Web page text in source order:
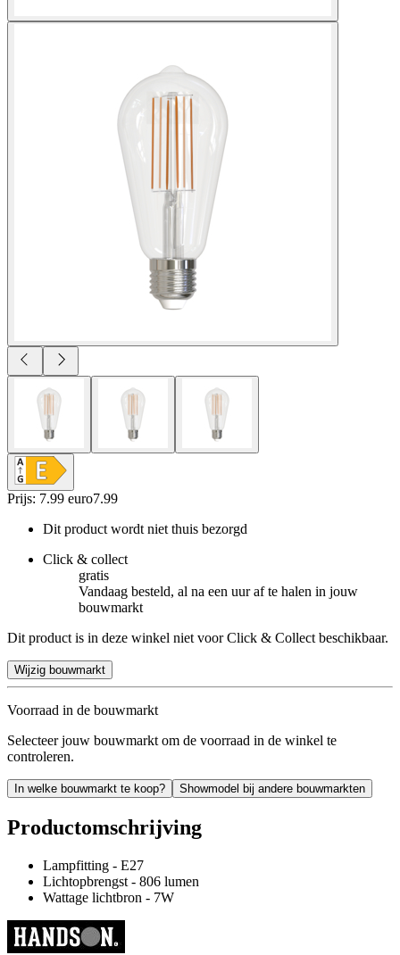
Prijs: 7.99 euro7.99
Dit product wordt niet thuis bezorgd
Click & collect
gratis
Vandaag besteld, al na een uur af te halen in jouw
bouwmarkt
Dit product is in deze winkel niet voor Click & Collect beschikbaar.
Wijzig bouwmarkt
Voorraad in de bouwmarkt
Selecteer jouw bouwmarkt om de voorraad in de winkel te
controleren.
In welke bouwmarkt te koop? Showmodel bij andere bouwmarkten
Productomschrijving
Lampfitting - E27
Lichtopbrengst - 806 lumen
Wattage lichtbron - 7W